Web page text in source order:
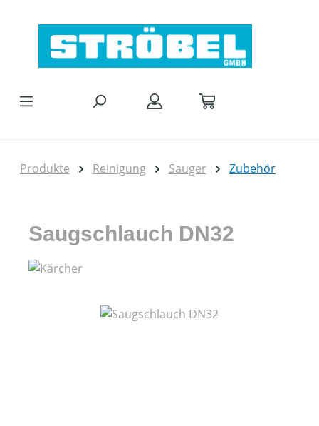
Produkte Reinigung Sauger Zubehör
Saugschlauch DN32
Bildergalerie überspringen